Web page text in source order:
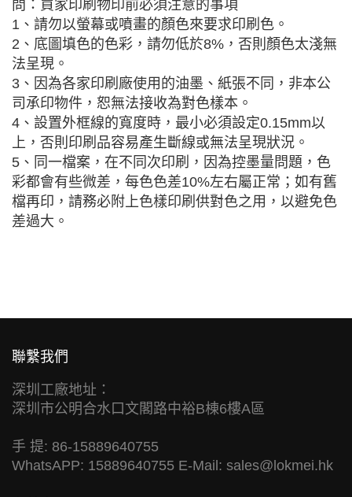
問：買家印刷物印前必須注意的事項
1、請勿以螢幕或噴畫的顏色來要求印刷色。
2、底圖填色的色彩，請勿低於8%，否則顏色太淺無
法呈現。
3、因為各家印刷廠使用的油墨、紙張不同，非本公
司承印物件，恕無法接收為對色樣本。
4、設置外框線的寬度時，最小必須設定0.15mm以
上，否則印刷品容易產生斷線或無法呈現狀況。
5、同一檔案，在不同次印刷，因為控墨量問題，色
彩都會有些微差，每色色差10%左右屬正常；如有舊
檔再印，請務必附上色樣印刷供對色之用，以避免色
差過大。
聯繫我們
深圳工廠地址：
深圳市公明合水口文閣路中裕B棟6樓A區
手 提: 86-15889640755
WhatsAPP: 15889640755 E-Mail: sales@lokmei.hk